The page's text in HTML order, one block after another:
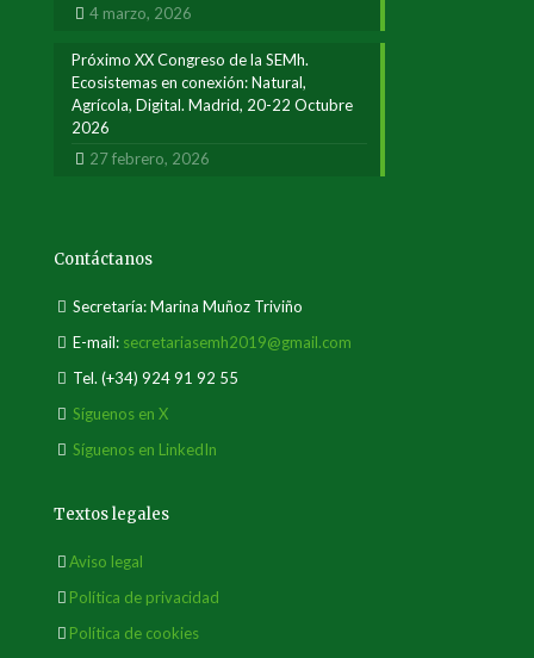
4 marzo, 2026
Próximo XX Congreso de la SEMh.
Ecosistemas en conexión: Natural,
Agrícola, Digital. Madrid, 20-22 Octubre
2026
27 febrero, 2026
Contáctanos
Secretaría: Marina Muñoz Triviño
E-mail: secretariasemh2019@gmail.com
Tel. (+34) 924 91 92 55
Síguenos en X
Síguenos en LinkedIn
Textos legales
Aviso legal
Política de privacidad
Política de cookies